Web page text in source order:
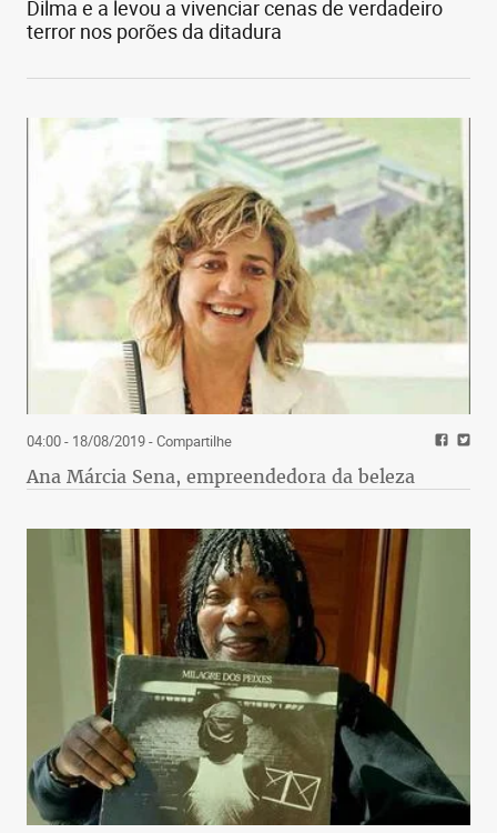
Dilma e a levou a vivenciar cenas de verdadeiro
terror nos porões da ditadura
04:00 - 18/08/2019- Compartilhe
Ana Márcia Sena, empreendedora da beleza